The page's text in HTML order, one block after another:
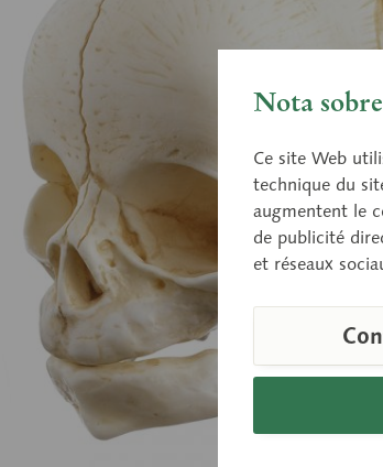
Nota
Ce site Web
technique du
augmentent le
de publicité
et réseaux